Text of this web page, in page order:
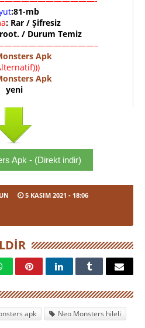
:81-mb
: Rar / Şifresiz
/ Durum Temiz
Apk
Apk
yeni
Apk - (Direkt indir)
5 KASIM 2021 - 18:06
apk Neo Monsters hileli